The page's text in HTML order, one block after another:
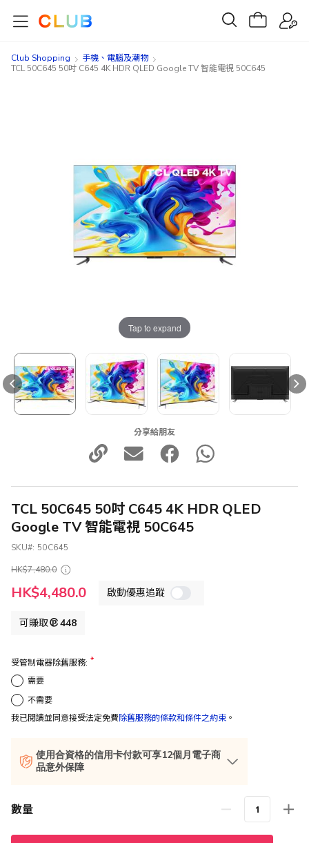
Club Shopping
手機、電腦及潮物
TCL 50C645 50吋 C645 4K HDR QLED Google TV 智能電視 50C645
Tap to expand
分享給朋友
TCL 50C645 50吋 C645 4K HDR QLED
Google TV 智能電視 50C645
SKU
50C645
HK$7,480.0
特
殊
HK$4,480.0 啟動優惠追蹤
可賺取 448
受管制電器除舊服務:
需要
不需要
我已閱讀並同意接受法定免費除舊服務的條款和條件之約束 。
使用合資格的信用卡付款可享12個月電子商
品意外保障
數量